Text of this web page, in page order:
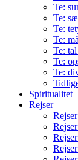
Te:
Te:
Te:
Te:
Te:
Te:
Te:
Spiritualitet
Rejser